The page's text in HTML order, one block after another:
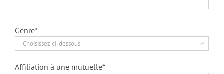
Genre*

Affiliation à une mutuelle*